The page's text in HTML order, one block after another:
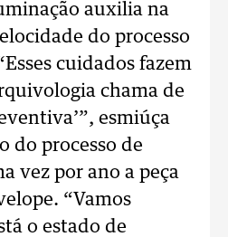
auxilia na
do processo
cuidados fazem
chama de
esmiúça
do processo de
vez por ano a peça
“Vamos
o estado de